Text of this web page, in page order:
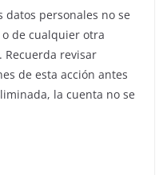
datos personales no se
de cualquier otra
revisar
de esta acción antes
la cuenta no se